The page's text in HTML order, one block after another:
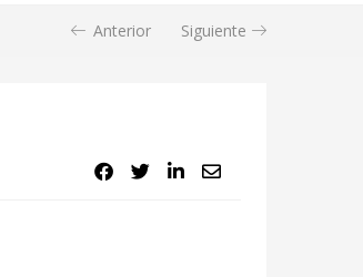
Anterior Siguiente